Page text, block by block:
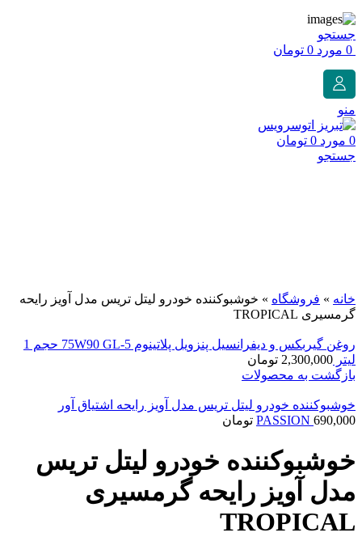
جستجو
0 مورد 0 تومان
منو
0 مورد 0 تومان
جستجو
خانه » فروشگاه » خوشبوکننده خودرو لیتل تریس مدل آویز رایحه
گرمسیری TROPICAL
روغن گیربکس و دیفرانسیل پنزویل پلاتینوم 75W90 GL-5 حجم 1
لیتر 2,300,000 تومان
بازگشت به محصولات
خوشبوکننده خودرو لیتل تریس مدل آویز رایحه اشتیاق آور
PASSION 690,000 تومان
خوشبوکننده خودرو لیتل تریس
مدل آویز رایحه گرمسیری
TROPICAL